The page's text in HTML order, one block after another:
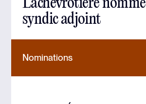
Lachevrotière nommé
syndic adjoint
Nominations